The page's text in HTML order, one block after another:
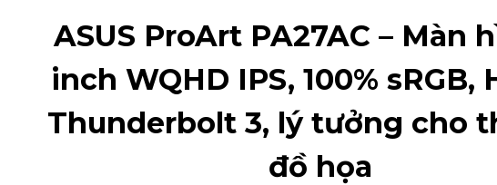
ASUS ProArt PA27AC – Màn
inch WQHD IPS, 100% sRGB,
Thunderbolt 3, lý tưởng cho
đồ họa